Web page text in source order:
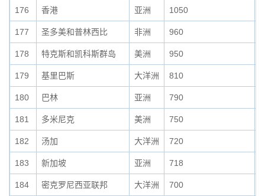
176 香港 亚洲 1050
177 圣多美和普林西比 非洲 960
178 特克斯和凯科斯群岛 美洲 950
179 基里巴斯 大洋洲 810
180 巴林 亚洲 790
181 多米尼克 美洲 750
182 汤加 大洋洲 720
183 新加坡 亚洲 718
184 密克罗尼西亚联邦 大洋洲 700